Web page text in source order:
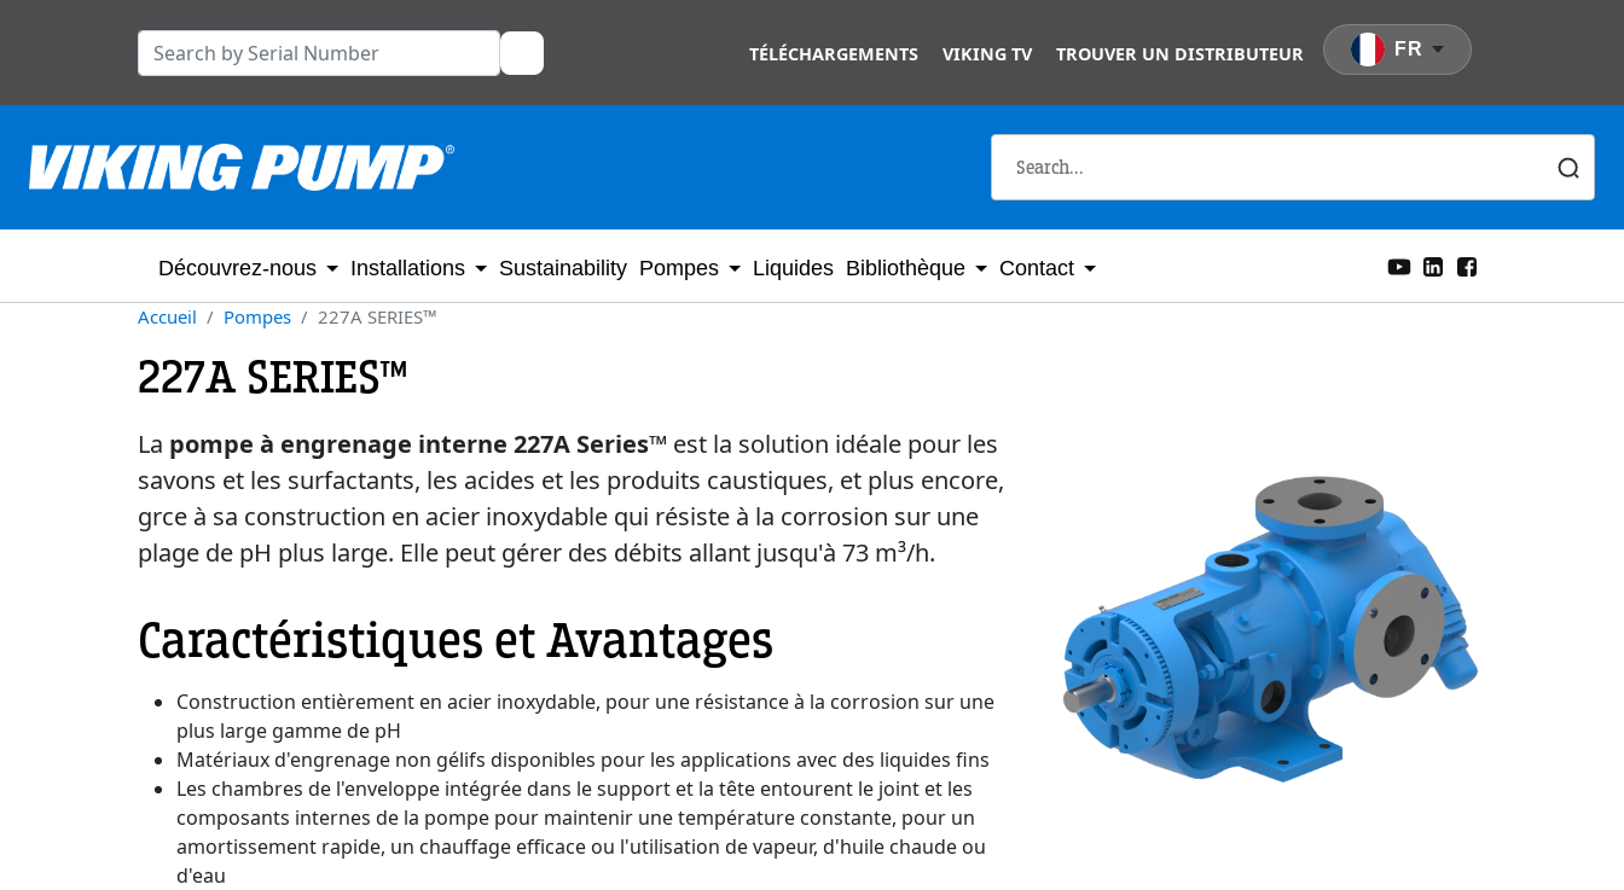
TÉLÉCHARGEMENTS VIKING TV TROUVER UN DISTRIBUTEUR FR
Découvrez-nous Installations Sustainability Pompes Liquides Bibliothèque
Contact
Accueil
Pompes 227A SERIES™
227A SERIES™
La pompe à engrenage interne 227A Series™ est la solution idéale pour les
savons et les surfactants, les acides et les produits caustiques, et plus encore,
grce à sa construction en acier inoxydable qui résiste à la corrosion sur une
plage de pH plus large. Elle peut gérer des débits allant jusqu'à 73 m³/h.
Caractéristiques et Avantages
Construction entièrement en acier inoxydable, pour une résistance à la corrosion sur une
plus large gamme de pH
Matériaux d'engrenage non gélifs disponibles pour les applications avec des liquides fins
Les chambres de l'enveloppe intégrée dans le support et la tête entourent le joint et les
composants internes de la pompe pour maintenir une température constante, pour un
amortissement rapide, un chauffage efficace ou l'utilisation de vapeur, d'huile chaude ou
d'eau